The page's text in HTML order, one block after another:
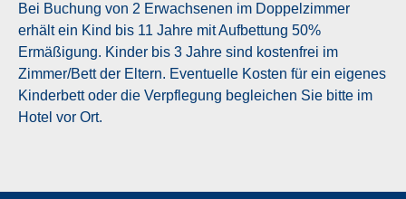
Bei Buchung von 2 Erwachsenen im Doppelzimmer
erhält ein Kind bis 11 Jahre mit Aufbettung 50%
Ermäßigung. Kinder bis 3 Jahre sind kostenfrei im
Zimmer/Bett der Eltern. Eventuelle Kosten für ein eigenes
Kinderbett oder die Verpflegung begleichen Sie bitte im
Hotel vor Ort.